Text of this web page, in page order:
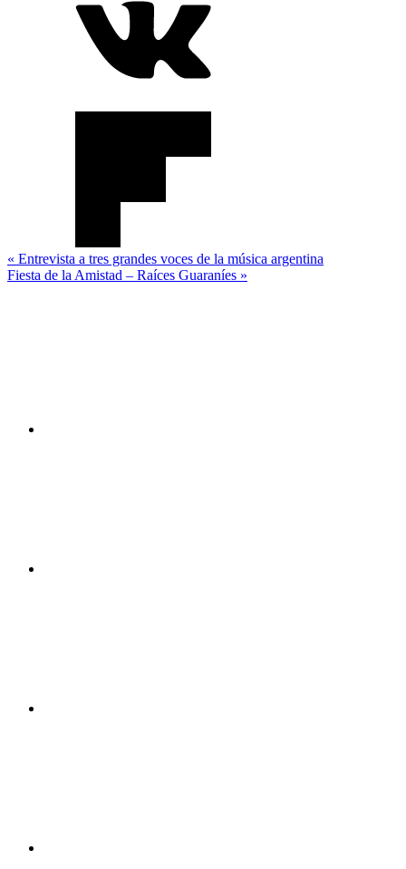
Navegación
de
« Entrevista a tres grandes voces de la música argentina
Fiesta de la Amistad – Raíces Guaraníes »